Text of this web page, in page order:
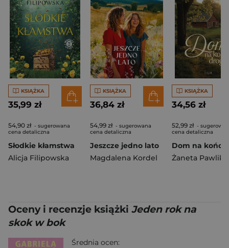
KSIĄŻKA
35,99 zł
54,90 zł - sugerowana
cena detaliczna
Słodkie kłamstwa
Alicja Filipowska
KSIĄŻKA
36,84 zł
54,99 zł - sugerowana
cena detaliczna
Jeszcze jedno lato
Magdalena Kordel
KSIĄŻKA
34,56 zł
52,99 zł -
cena detaliczna
Żaneta Pawlik
Oceny i recenzje książki Jeden rok na
skok w bok
Średnia ocen: